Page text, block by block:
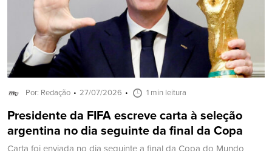
Por: Redação 27/07/2026 1 min leitura
Presidente da FIFA escreve carta à seleção
argentina no dia seguinte da final da Copa